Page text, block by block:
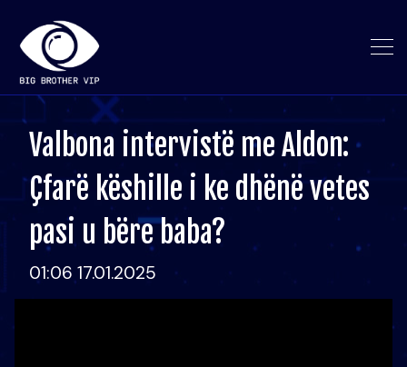
Valbona intervistë me Aldon:
Çfarë këshille i ke dhënë vetes
pasi u bëre baba?
01:06 17.01.2025